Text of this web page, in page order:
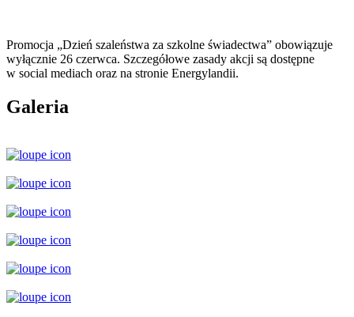
Promocja „Dzień szaleństwa za szkolne świadectwa” obowiązuje
wyłącznie 26 czerwca. Szczegółowe zasady akcji są dostępne
w social mediach oraz na stronie Energylandii.
Galeria